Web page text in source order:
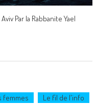
Par la Rabbanite Yael
femmes Le fil de l'info